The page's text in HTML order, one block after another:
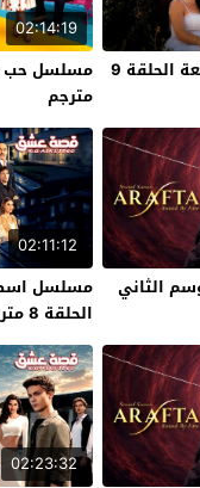
مسلسل قانون الطبيعة الحلقة 9
02:14:19
مترجم
الثاني
02:11:12
مسلسل
الحلقة 8 مترجم
02:23:32